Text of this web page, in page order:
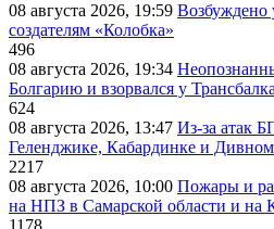
08 августа 2026, 19:59 Возбуждено
создателям «Колобка»
496
08 августа 2026, 19:34
Болгарию и взорвался у
624
08 августа 2026, 13:47 Из-за атак
Геленджике, Кабардинке и
2217
08 августа 2026, 10:00 Пожары и
на НПЗ в Самарской области и на
1178